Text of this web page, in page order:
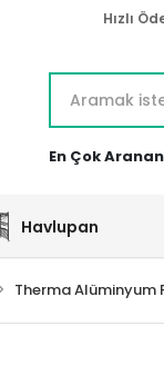
Hızlı
En Çok
Havlupan
Therma Alüminyum